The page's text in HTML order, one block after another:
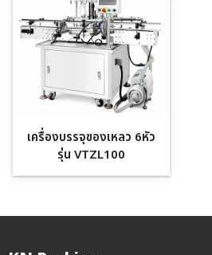
เครื่องบรรจุของเหลว 6หัว
รุ่น VTZL100